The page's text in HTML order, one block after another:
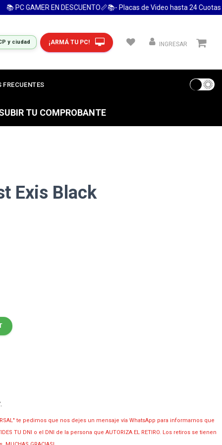
PC GAMER EN DESCUENTO📏📚- Placas de Video hasta 24 Cuotas 📚
y ciudad ¡ARMÁ TU PC! INGRESAR
FRECUENTES
TU COMPROBANTE
Exis Black
.
te pedimos que nos dejes un mensaje vía WhatsApp para informarnos que
TU DNI o el DNI de la persona que AUTORIZA EL RETIRO. Los retiros se tienen